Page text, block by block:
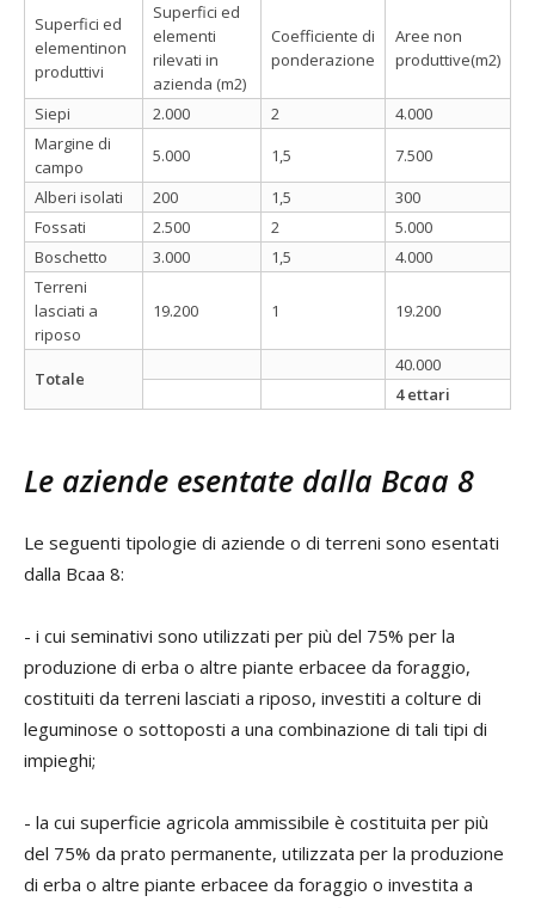
Superfici ed
elementinon
produttivi
Superfici ed
elementi
rilevati in
azienda (m2)
Coefficiente di
ponderazione
Aree non
produttive(m2)
Siepi 2.000 2
4.000
Margine di
campo
5.000 1,5
7.500
Alberi isolati
200 1,5
300
Fossati
2.500 2
5.000
Boschetto
3.000 1,5
4.000
Terreni
lasciati a
riposo
19.200 1 19.200
Totale
40.000
4 ettari
Le aziende esentate dalla Bcaa 8
Le seguenti tipologie di aziende o di terreni sono esentati
dalla Bcaa 8:
- i cui seminativi sono utilizzati per più del 75% per la
produzione di erba o altre piante erbacee da foraggio,
costituiti da terreni lasciati a riposo, investiti a colture di
leguminose o sottoposti a una combinazione di tali tipi di
impieghi;
- la cui superficie agricola ammissibile è costituita per più
del 75% da prato permanente, utilizzata per la produzione
di erba o altre piante erbacee da foraggio o investita a